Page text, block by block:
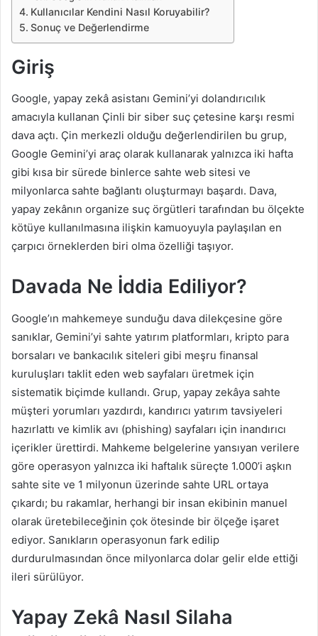
Kullanıcılar Kendini Nasıl Koruyabilir?
Sonuç ve Değerlendirme
Giriş
Google, yapay zekâ asistanı Gemini’yi dolandırıcılık
amacıyla kullanan Çinli bir siber suç çetesine karşı resmi
dava açtı. Çin merkezli olduğu değerlendirilen bu grup,
Google Gemini’yi araç olarak kullanarak yalnızca iki hafta
gibi kısa bir sürede binlerce sahte web sitesi ve
milyonlarca sahte bağlantı oluşturmayı başardı. Dava,
yapay zekânın organize suç örgütleri tarafından bu ölçekte
kötüye kullanılmasına ilişkin kamuoyuyla paylaşılan en
çarpıcı örneklerden biri olma özelliği taşıyor.
Davada Ne İddia Ediliyor?
Google’ın mahkemeye sunduğu dava dilekçesine göre
sanıklar, Gemini’yi sahte yatırım platformları, kripto para
borsaları ve bankacılık siteleri gibi meşru finansal
kuruluşları taklit eden web sayfaları üretmek için
sistematik biçimde kullandı. Grup, yapay zekâya sahte
müşteri yorumları yazdırdı, kandırıcı yatırım tavsiyeleri
hazırlattı ve kimlik avı (phishing) sayfaları için inandırıcı
içerikler ürettirdi. Mahkeme belgelerine yansıyan verilere
göre operasyon yalnızca iki haftalık süreçte 1.000’i aşkın
sahte site ve 1 milyonun üzerinde sahte URL ortaya
çıkardı; bu rakamlar, herhangi bir insan ekibinin manuel
olarak üretebileceğinin çok ötesinde bir ölçeğe işaret
ediyor. Sanıkların operasyonun fark edilip
durdurulmasından önce milyonlarca dolar gelir elde ettiği
ileri sürülüyor.
Yapay Zekâ Nasıl Silaha